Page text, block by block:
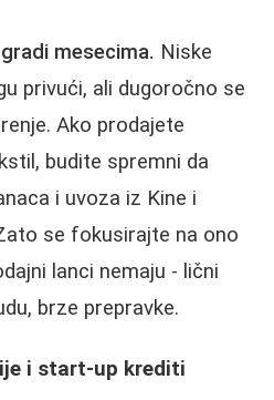
mesecima. Niske
privući, ali dugoročno se
Ako prodajete
budite spremni da
i uvoza iz Kine i
se fokusirajte na ono
lanci nemaju - lični
brze prepravke.
i start‑up krediti